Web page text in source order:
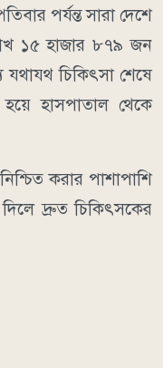
পর্যন্ত সারা দেশে
১৫ হাজার ৮৭৯ জন
যথাযথ চিকিৎসা শেষে
হাসপাতাল থেকে
নিশ্চিত করার পাশাপাশি
দ্রুত চিকিৎসকের